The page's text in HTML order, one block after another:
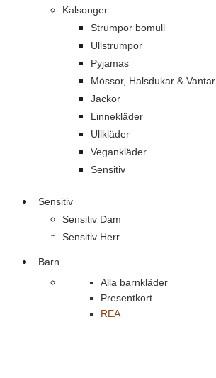
Kalsonger
Strumpor bomull
Ullstrumpor
Pyjamas
Mössor, Halsdukar & Vantar
Jackor
Linnekläder
Ullkläder
Vegankläder
Sensitiv
Sensitiv
Sensitiv Dam
Sensitiv Herr
Barn
Alla barnkläder
Presentkort
REA